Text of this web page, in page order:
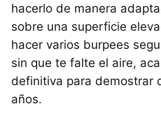
hacerlo de manera
sobre una superficie
hacer varios burpees
sin que te falte el aire,
definitiva para demostrar
años.